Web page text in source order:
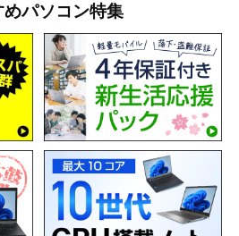
めパソコン特集